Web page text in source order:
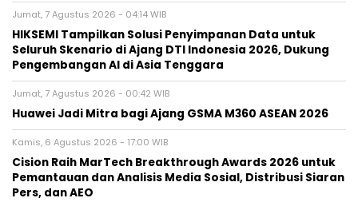
Jumat, 7 Agustus 2026 - 04:14 WIB
HIKSEMI Tampilkan Solusi Penyimpanan Data untuk
Seluruh Skenario di Ajang DTI Indonesia 2026, Dukung
Pengembangan AI di Asia Tenggara
Jumat, 7 Agustus 2026 - 00:42 WIB
Huawei Jadi Mitra bagi Ajang GSMA M360 ASEAN 2026
Kamis, 6 Agustus 2026 - 17:00 WIB
Cision Raih MarTech Breakthrough Awards 2026 untuk
Pemantauan dan Analisis Media Sosial, Distribusi Siaran
Pers, dan AEO